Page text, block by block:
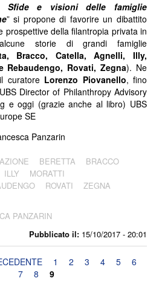
Pubblicato il: 15/10/2017 - 20:01
Sfide e visioni delle famiglie
” si propone di favorire un dibattito
prospettive della filantropia privata in
storie di grandi famiglie
Bracco, Catella, Agnelli, Illy,
Rebaudengo, Rovati, Zegna). Ne
curatore Lorenzo Piovanello, fino
Director of Philanthropy Advisory
e oggi (grazie anche al libro) UBS
SE
Panzarin
BERETTA
BRACCO
ILLY
MORATTI
ROVATI
ZEGNA
PANZARIN
1 2 3 4 5
6
7
8 9